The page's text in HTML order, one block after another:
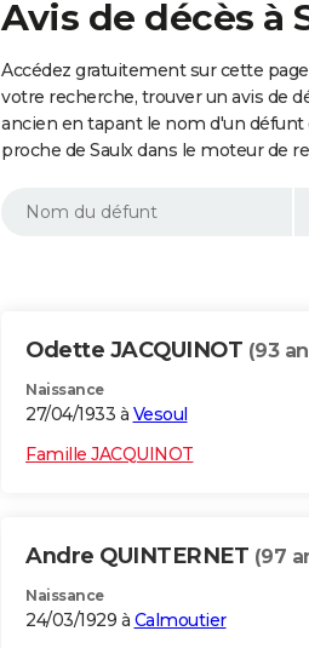
Avis de décès à
Accédez gratuitement sur cette
votre recherche, trouver un avis de
ancien en tapant le nom d'un
proche de Saulx dans le moteur de
Odette JACQUINOT (93
Naissance
27/04/1933 à Vesoul
Famille JACQUINOT
Andre QUINTERNET (97
Naissance
24/03/1929 à Calmoutier